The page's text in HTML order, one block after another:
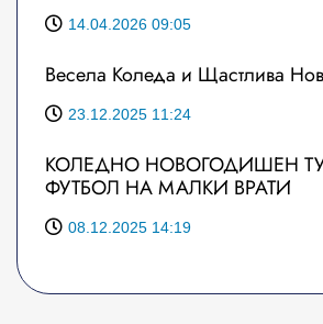
14.04.2026 09:05
Весела Коледа и Щастлива
23.12.2025 11:24
КОЛЕДНО НОВОГОДИШЕН
ФУТБОЛ НА МАЛКИ ВРАТИ
08.12.2025 14:19